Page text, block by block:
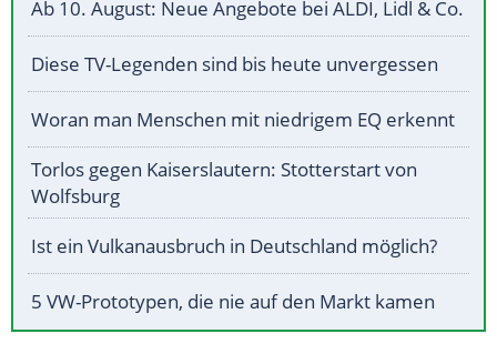
Ab 10. August: Neue Angebote bei ALDI, Lidl & Co.
Diese TV-Legenden sind bis heute unvergessen
Woran man Menschen mit niedrigem EQ erkennt
Torlos gegen Kaiserslautern: Stotterstart von
Wolfsburg
Ist ein Vulkanausbruch in Deutschland möglich?
5 VW-Prototypen, die nie auf den Markt kamen